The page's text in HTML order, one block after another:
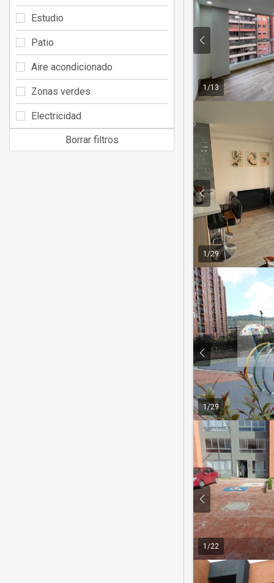
1 /13
1 /29
1/29
1 /22
Estudio
Patio
Aire acondicionado
Zonas verdes
Electricidad
Borrar filtros